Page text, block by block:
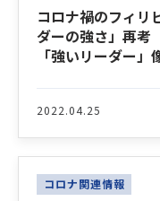
コロナ禍のフィリ
ダーの強さ」再
「強いリーダー
2022.04.25
コロナ関連情報